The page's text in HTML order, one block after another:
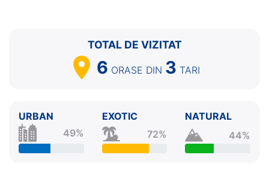
TOTAL DE VIZITAT
6 ORASE DIN 3 TARI
URBAN
49%
EXOTIC
72%
NATURAL
44%